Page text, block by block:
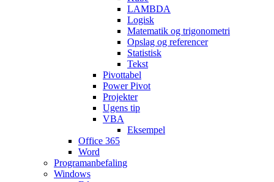
LAMBDA
Logisk
Matematik og trigonometri
Opslag og referencer
Statistisk
Tekst
Pivottabel
Power Pivot
Projekter
Ugens tip
VBA
Eksempel
Office 365
Word
Programanbefaling
Windows